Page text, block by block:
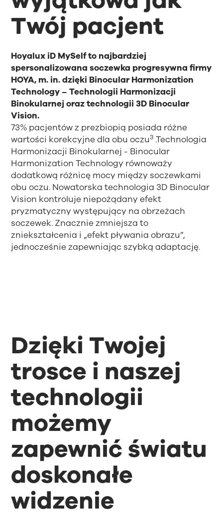
Twój pacjent
Hoyalux iD MySelf to najbardziej
spersonalizowana soczewka progresywna firmy
HOYA, m. in. dzięki Binocular Harmonization
Technology – Technologii Harmonizacji
Binokularnej oraz technologii 3D Binocular
Vision.
73% pacjentów z prezbiopią posiada różne
wartości korekcyjne dla obu oczu3 .Technologia
Harmonizacji Binokularnej - Binocular
Harmonization Technology równoważy
dodatkową różnicę mocy między soczewkami
obu oczu. Nowatorska technologia 3D Binocular
Vision kontroluje niepożądany efekt
pryzmatyczny występujący na obrzeżach
soczewek. Znacznie zmniejsza to
zniekształcenia i „efekt pływania obrazu”,
jednocześnie zapewniając szybką adaptację.
Dzięki Twojej
trosce i naszej
technologii
możemy
zapewnić światu
doskonałe
widzenie